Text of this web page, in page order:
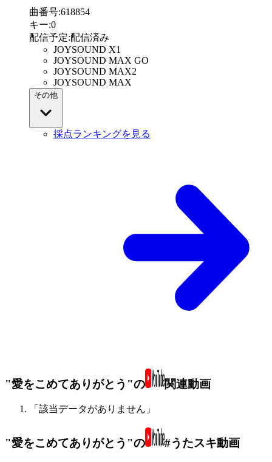
曲番号:618854
キー:0
配信予定:配信済み
JOYSOUND X1
JOYSOUND MAX GO
JOYSOUND MAX2
JOYSOUND MAX
その他
採点ランキングを見る
"愛をこめてありがとう"の 関連動画
「該当データがありません」
"愛をこめてありがとう"の #うたスキ動画